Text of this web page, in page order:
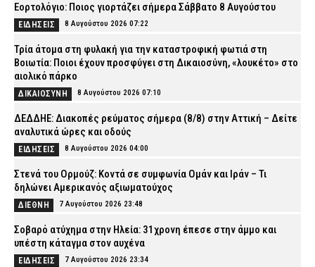
Εορτολόγιο: Ποιος γιορτάζει σήμερα Σάββατο 8 Αυγούστου
ΕΙΔΗΣΕΙΣ 8 Αυγούστου 2026 07:22
Τρία άτομα στη φυλακή για την καταστροφική φωτιά στη
Βοιωτία: Ποιοι έχουν προσφύγει στη Δικαιοσύνη, «λουκέτο» στο
αιολικό πάρκο
ΔΙΚΑΙΟΣΥΝΗ 8 Αυγούστου 2026 07:10
ΔΕΔΔΗΕ: Διακοπές ρεύματος σήμερα (8/8) στην Αττική – Δείτε
αναλυτικά ώρες και οδούς
ΕΙΔΗΣΕΙΣ 8 Αυγούστου 2026 04:00
Στενά του Ορμούζ: Κοντά σε συμφωνία Ομάν και Ιράν – Τι
δηλώνει Αμερικανός αξιωματούχος
ΔΙΕΘΝΗ 7 Αυγούστου 2026 23:48
Σοβαρό ατύχημα στην Ηλεία: 31χρονη έπεσε στην άμμο και
υπέστη κάταγμα στον αυχένα
ΕΙΔΗΣΕΙΣ 7 Αυγούστου 2026 23:34